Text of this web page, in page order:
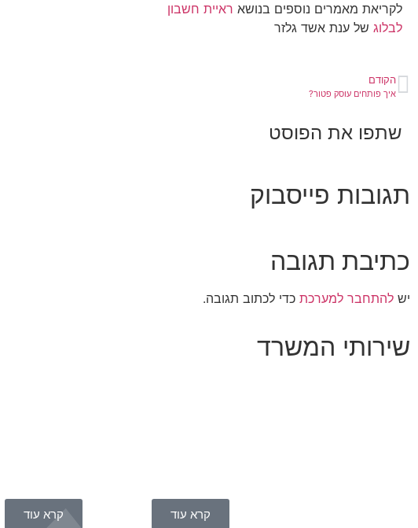
לקריאת מאמרים נוספים בנושא ראיית חשבון
לבלוג של ענת אשד גלזר
הקודם
איך פותחים עוסק פטור?
שתפו את הפוסט
תגובות פייסבוק
כתיבת תגובה
יש להתחבר למערכת כדי לכתוב תגובה.
שירותי המשרד
קרא עוד קרא עוד